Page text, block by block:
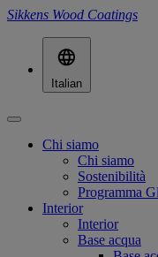
Sikkens Wood Coatings
Italian
Chi siamo
Chi siamo
Sostenibilità
Programma
Interior
Interior
Base acqua